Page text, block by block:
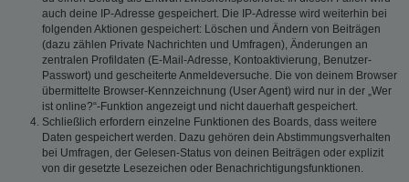
auch deine IP-Adresse gespeichert. Die IP-Adresse wird weiterhin bei
folgenden Aktionen gespeichert: Löschen und Ändern von Beiträgen
(dazu zählen Private Nachrichten und Umfragen), Änderungen an
zentralen Profildaten (E-Mail-Adresse, Kontoaktivierung, Benutzer-
Passwort) und gescheiterte Anmeldeversuche. Die von deinem Browser
übermittelte Browser-Kennzeichnung (User Agent) wird nur in der „Wer
ist online?“-Funktion angezeigt und nicht dauerhaft gespeichert.
Schließlich erfordern einzelne Funktionen des Boards, dass weitere
Daten gespeichert werden. Dazu gehören dein Abstimmungsverhalten
bei Umfragen, der Gelesen-Status von deinen Beiträgen oder explizit
von dir gesetzte Lesezeichen oder Benachrichtigungsfunktionen.